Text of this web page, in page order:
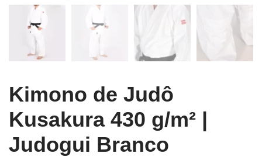
Kimono de Judô
Kusakura 430 g/m² |
Judogui Branco